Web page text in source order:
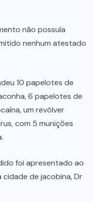
não possuía
nenhum atestado
10 papelotes de
6 papelotes de
um revólver
com 5 munições
foi apresentado ao
de jacobina, Dr